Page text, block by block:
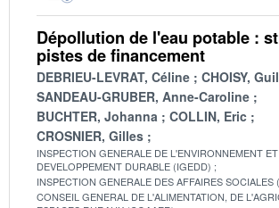
Dépollution de l'eau potable :
pistes de financement
DEBRIEU-LEVRAT, Céline
CHOISY,
SANDEAU-GRUBER, Anne-Caroline
BUCHTER, Johanna
COLLIN, Eric
CROSNIER, Gilles
INSPECTION GENERALE DE L'ENVIRONNEMENT
DEVELOPPEMENT DURABLE (IGEDD)
INSPECTION GENERALE DES AFFAIRES SOCIALES
CONSEIL GENERAL DE L'ALIMENTATION, DE